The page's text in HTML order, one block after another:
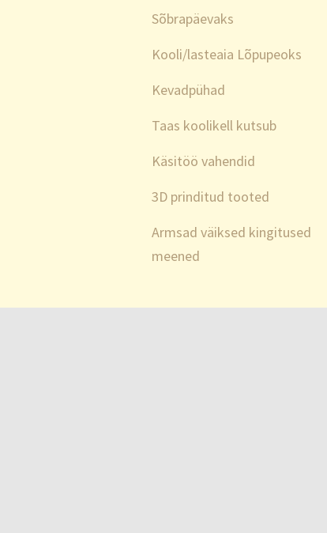
Sõbrapäevaks
Kooli/lasteaia Lõpupeoks
Kevadpühad
Taas koolikell kutsub
Käsitöö vahendid
3D prinditud tooted
Armsad väiksed kingitused
meened